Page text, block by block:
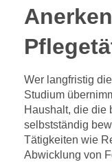
Wer langfristig
Studium
Haushalt, die die
selbstständig
Tätigkeiten wie
Abwicklung von